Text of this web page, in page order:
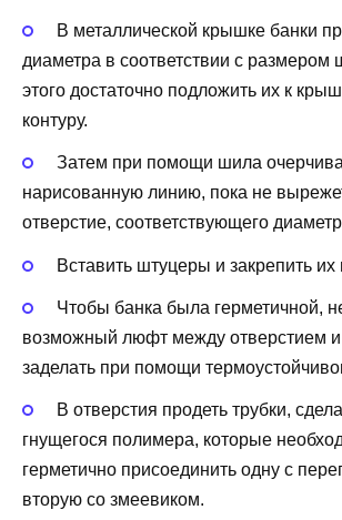
В металлической крышке банки
диаметра в соответствии с размером
этого достаточно подложить их к
контуру.
Затем при помощи шила
нарисованную линию, пока не
отверстие, соответствующего
Вставить штуцеры и закрепить их
Чтобы банка была герметичной,
возможный люфт между отверстием
заделать при помощи
В отверстия продеть трубки,
гнущегося полимера, которые
герметично присоединить одну с
вторую со змеевиком.